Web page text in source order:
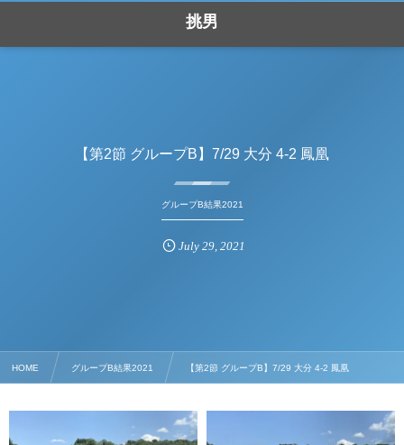
挑男
【第2節 グループB】7/29 大分 4-2 鳳凰
グループB結果2021
July 29, 2021
HOME グループB結果2021 【第2節 グループB】7/29 大分 4-2 鳳凰